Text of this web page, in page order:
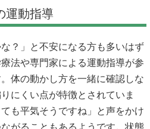
運動指導
？」と不安になる方も多いはず
法や専門家による運動指導が参
体の動かし方を一緒に確認しな
にくい点が特徴とされていま
も平気そうですね」と声をかけ
がることもあるようです。状態